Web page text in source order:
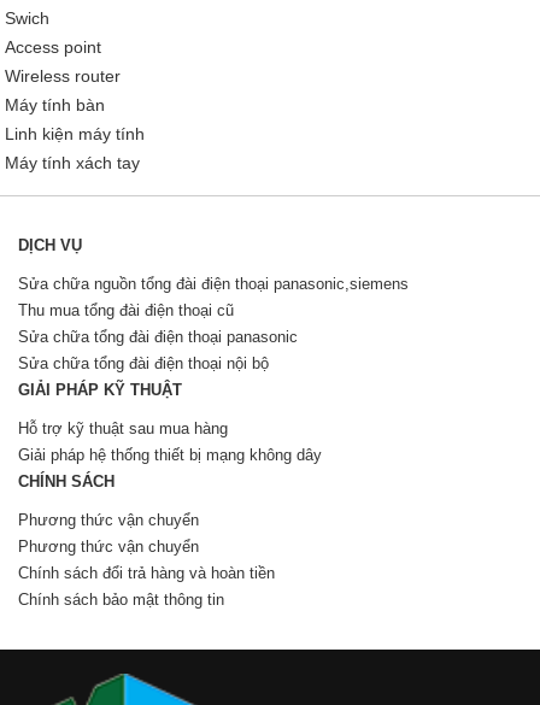
Swich
Access point
Wireless router
Máy tính bàn
Linh kiện máy tính
Máy tính xách tay
DỊCH VỤ
Sửa chữa nguồn tổng đài điện thoại panasonic,siemens
Thu mua tổng đài điện thoại cũ
Sửa chữa tổng đài điện thoại panasonic
Sửa chữa tổng đài điện thoại nội bộ
GIẢI PHÁP KỸ THUẬT
Hỗ trợ kỹ thuật sau mua hàng
Giải pháp hệ thống thiết bị mạng không dây
CHÍNH SÁCH
Phương thức vận chuyển
Phương thức vận chuyển
Chính sách đổi trả hàng và hoàn tiền
Chính sách bảo mật thông tin